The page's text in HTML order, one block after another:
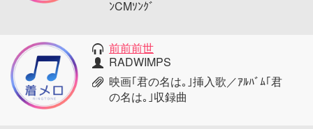
ﾝCMｿﾝｸﾞ
前前前世
RADWIMPS
映画｢君の名は｡｣挿入歌／ｱﾙﾊﾞﾑ｢君
の名は｡｣収録曲